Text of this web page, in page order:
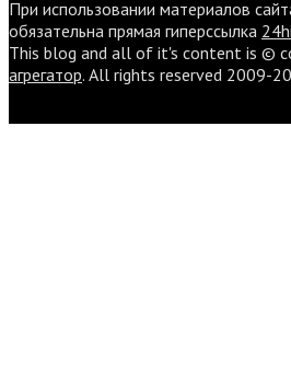
При использовании материалов
обязательна прямая гиперссылка
This blog and all of it's content is ©
агрегатор. All rights reserved 2009-